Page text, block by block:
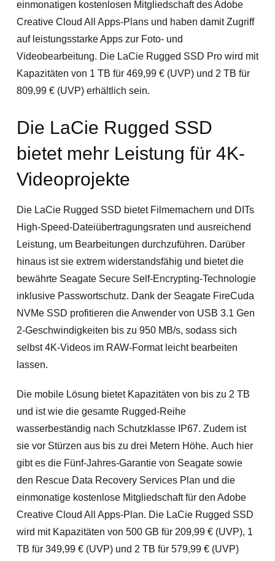
einmonatigen kostenlosen Mitgliedschaft des Adobe
Creative Cloud All Apps-Plans und haben damit Zugriff
auf leistungsstarke Apps zur Foto- und
Videobearbeitung. Die LaCie Rugged SSD Pro wird mit
Kapazitäten von 1 TB für 469,99 € (UVP) und 2 TB für
809,99 € (UVP) erhältlich sein.
Die LaCie Rugged SSD
bietet mehr Leistung für 4K-
Videoprojekte
Die LaCie Rugged SSD bietet Filmemachern und DITs
High-Speed-Dateiübertragungsraten und ausreichend
Leistung, um Bearbeitungen durchzuführen. Darüber
hinaus ist sie extrem widerstandsfähig und bietet die
bewährte Seagate Secure Self-Encrypting-Technologie
inklusive Passwortschutz. Dank der Seagate FireCuda
NVMe SSD profitieren die Anwender von USB 3.1 Gen
2-Geschwindigkeiten bis zu 950 MB/s, sodass sich
selbst 4K-Videos im RAW-Format leicht bearbeiten
lassen.
Die mobile Lösung bietet Kapazitäten von bis zu 2 TB
und ist wie die gesamte Rugged-Reihe
wasserbeständig nach Schutzklasse IP67. Zudem ist
sie vor Stürzen aus bis zu drei Metern Höhe. Auch hier
gibt es die Fünf-Jahres-Garantie von Seagate sowie
den Rescue Data Recovery Services Plan und die
einmonatige kostenlose Mitgliedschaft für den Adobe
Creative Cloud All Apps-Plan. Die LaCie Rugged SSD
wird mit Kapazitäten von 500 GB für 209,99 € (UVP), 1
TB für 349,99 € (UVP) und 2 TB für 579,99 € (UVP)